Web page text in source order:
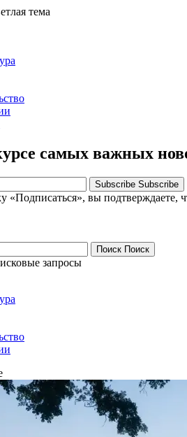
тема
самых важных
Subscribe Subscribe
«Подписаться», вы подтверждаете,
Поиск Поиск
запросы